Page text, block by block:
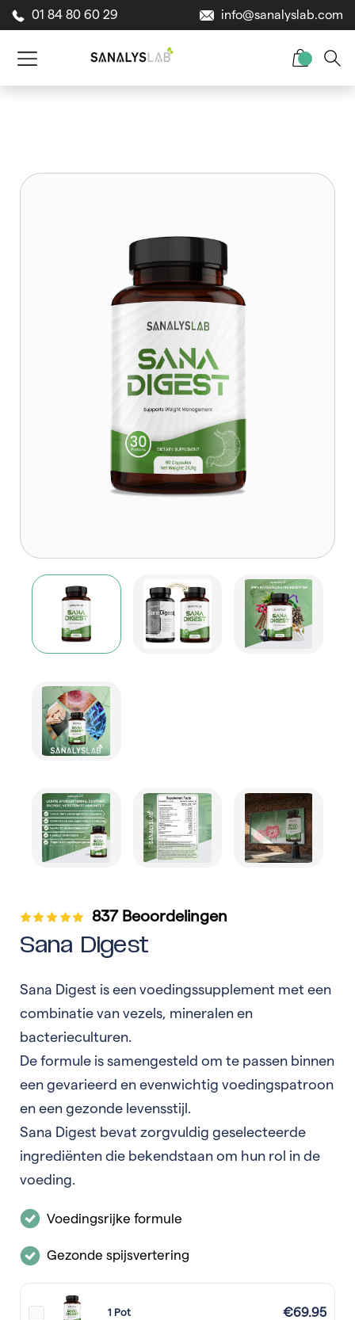
01 84 80 60 29 info@sanalyslab.com
837 Beoordelingen
Sana Digest
Sana Digest is een voedingssupplement met een
combinatie van vezels, mineralen en
bacterieculturen.
De formule is samengesteld om te passen binnen
een gevarieerd en evenwichtig voedingspatroon
en een gezonde levensstijl.
Sana Digest bevat zorgvuldig geselecteerde
ingrediënten die bekendstaan om hun rol in de
voeding.
Voedingsrijke formule
Gezonde spijsvertering
1 Pot €69.95